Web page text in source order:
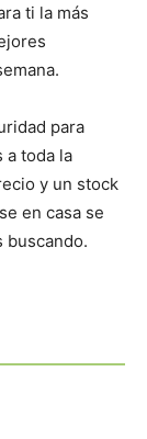
ti la más
para
a toda la
y un stock
en casa se
buscando.